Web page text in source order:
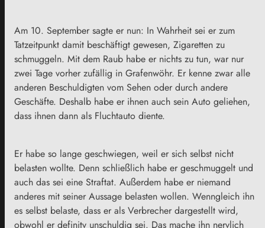
Am 10. September sagte er nun: In Wahrheit sei er zum
Tatzeitpunkt damit beschäftigt gewesen, Zigaretten zu
schmuggeln. Mit dem Raub habe er nichts zu tun, war nur
zwei Tage vorher zufällig in Grafenwöhr. Er kenne zwar alle
anderen Beschuldigten vom Sehen oder durch andere
Geschäfte. Deshalb habe er ihnen auch sein Auto geliehen,
dass ihnen dann als Fluchtauto diente.
Er habe so lange geschwiegen, weil er sich selbst nicht
belasten wollte. Denn schließlich habe er geschmuggelt und
auch das sei eine Straftat. Außerdem habe er niemand
anderes mit seiner Aussage belasten wollen. Wenngleich ihn
es selbst belaste, dass er als Verbrecher dargestellt wird,
obwohl er definitv unschuldig sei. Das mache ihn nervlich